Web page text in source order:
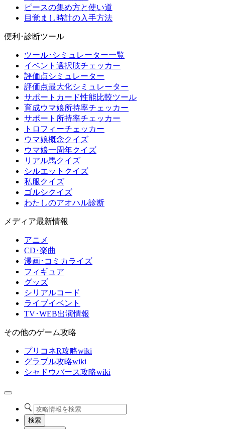
ピースの集め方と使い道
目覚まし時計の入手方法
便利･診断ツール
ツール･シミュレーター一覧
イベント選択肢チェッカー
評価点シミュレーター
評価点最大化シミュレーター
サポートカード性能比較ツール
育成ウマ娘所持率チェッカー
サポート所持率チェッカー
トロフィーチェッカー
ウマ娘概念クイズ
ウマ娘一周年クイズ
リアル馬クイズ
シルエットクイズ
私服クイズ
ゴルシクイズ
わたしのアオハル診断
メディア最新情報
アニメ
CD･楽曲
漫画･コミカライズ
フィギュア
グッズ
シリアルコード
ライブイベント
TV･WEB出演情報
その他のゲーム攻略
プリコネR攻略wiki
グラブル攻略wiki
シャドウバース攻略wiki
検索